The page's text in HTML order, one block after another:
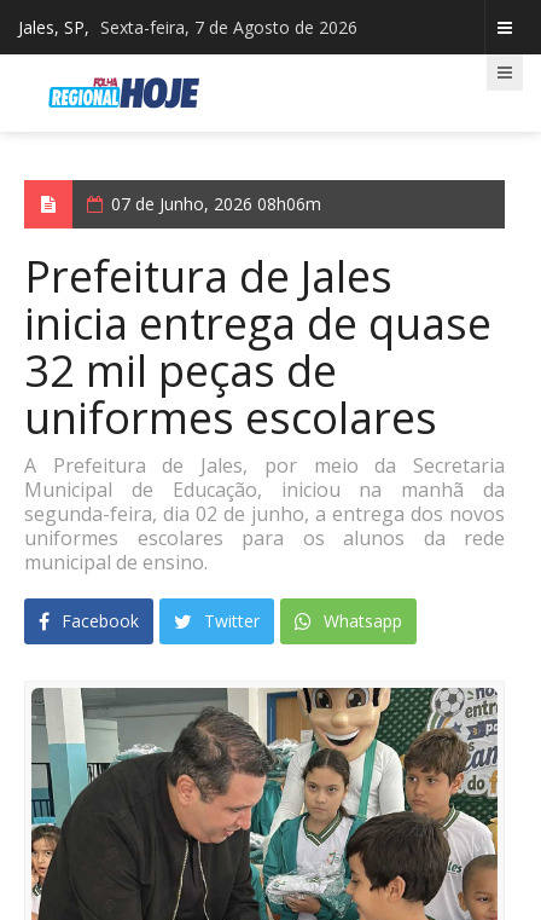
Jales, SP, Sexta-feira, 7 de Agosto de 2026
07 de Junho, 2026 08h06m
Prefeitura de Jales
inicia entrega de quase
32 mil peças de
uniformes escolares
A Prefeitura de Jales, por meio da Secretaria
Municipal de Educação, iniciou na manhã da
segunda-feira, dia 02 de junho, a entrega dos novos
uniformes escolares para os alunos da rede
municipal de ensino.
Facebook Twitter Whatsapp